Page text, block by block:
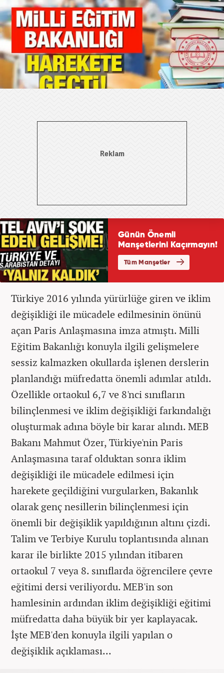
Türkiye 2016 yılında yürürlüğe giren ve iklim
değişikliği ile mücadele edilmesinin önünü
açan Paris Anlaşmasına imza atmıştı. Milli
Eğitim Bakanlığı konuyla ilgili gelişmelere
sessiz kalmazken okullarda işlenen derslerin
planlandığı müfredatta önemli adımlar atıldı.
Özellikle ortaokul 6,7 ve 8'nci sınıfların
bilinçlenmesi ve iklim değişikliği farkındalığı
oluşturmak adına böyle bir karar alındı. MEB
Bakanı Mahmut Özer, Türkiye'nin Paris
Anlaşmasına taraf olduktan sonra iklim
değişikliği ile mücadele edilmesi için
harekete geçildiğini vurgularken, Bakanlık
olarak genç nesillerin bilinçlenmesi için
önemli bir değişiklik yapıldığının altını çizdi.
Talim ve Terbiye Kurulu toplantısında alınan
karar ile birlikte 2015 yılından itibaren
ortaokul 7 veya 8. sınıflarda öğrencilere çevre
eğitimi dersi veriliyordu. MEB'in son
hamlesinin ardından iklim değişikliği eğitimi
müfredatta daha büyük bir yer kaplayacak.
İşte MEB'den konuyla ilgili yapılan o
değişiklik açıklaması...